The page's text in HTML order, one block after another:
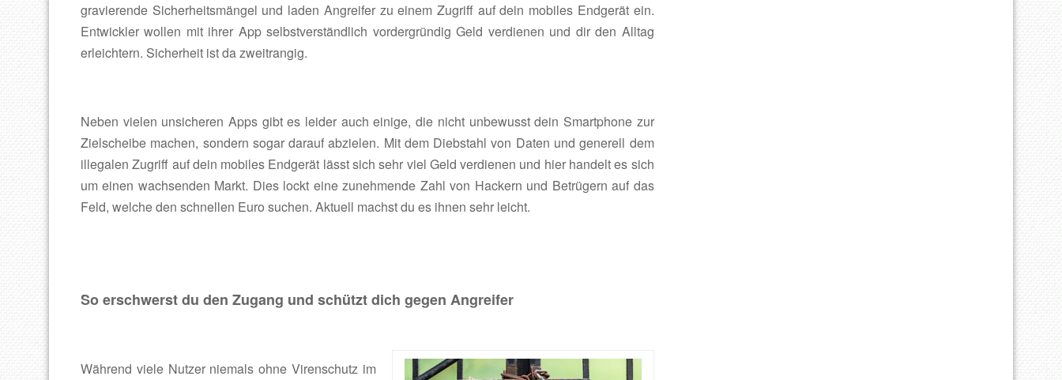
gravierende Sicherheitsmängel und laden Angreifer zu einem Zugriff auf dein mobiles Endgerät ein.
Entwickler wollen mit ihrer App selbstverständlich vordergründig Geld verdienen und dir den Alltag
erleichtern. Sicherheit ist da zweitrangig.
Neben vielen unsicheren Apps gibt es leider auch einige, die nicht unbewusst dein Smartphone zur
Zielscheibe machen, sondern sogar darauf abzielen. Mit dem Diebstahl von Daten und generell dem
illegalen Zugriff auf dein mobiles Endgerät lässt sich sehr viel Geld verdienen und hier handelt es sich
um einen wachsenden Markt. Dies lockt eine zunehmende Zahl von Hackern und Betrügern auf das
Feld, welche den schnellen Euro suchen. Aktuell machst du es ihnen sehr leicht.
So erschwerst du den Zugang und schützt dich gegen Angreifer
Während viele Nutzer niemals ohne Virenschutz im